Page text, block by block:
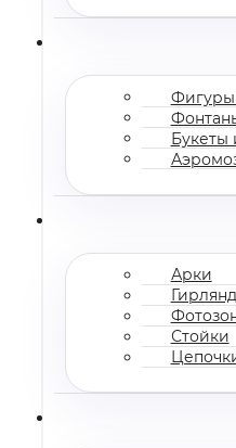
Букеты
Арки
Стойки